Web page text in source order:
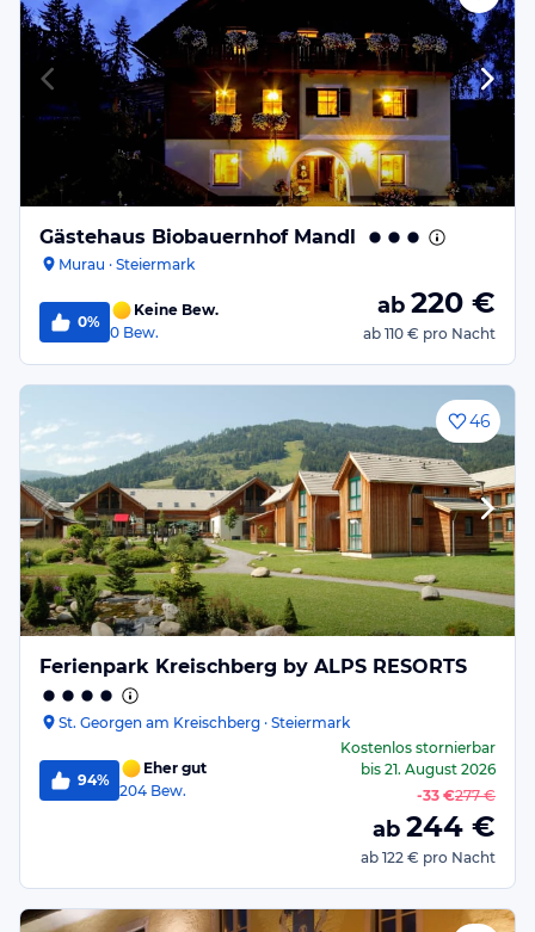
Gästehaus Biobauernhof Mandl
Murau · Steiermark
0%
Keine Bew.
0 Bew.
ab 220 €
ab 110 € pro Nacht
46
Ferienpark Kreischberg by ALPS RESORTS
St. Georgen am Kreischberg · Steiermark
94%
Eher gut
204 Bew.
Kostenlos stornierbar
bis 21. August 2026
-33 €277 €
ab 244 €
ab 122 € pro Nacht